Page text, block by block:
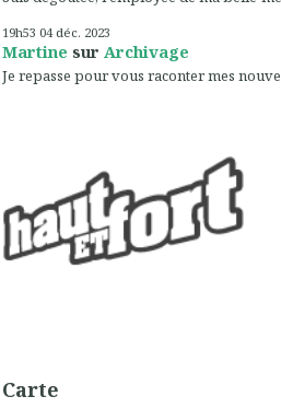
19h53 04 déc. 2023
Martine sur Archivage
Je repasse pour vous raconter mes
Carte